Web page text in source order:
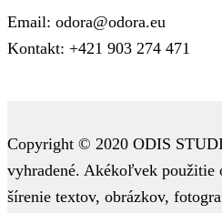
Email: odora@odora.eu
Kontakt: +421 903 274 471
Copyright © 2020 ODIS
vyhradené. Akékoľvek použitie
šírenie textov, obrázkov,